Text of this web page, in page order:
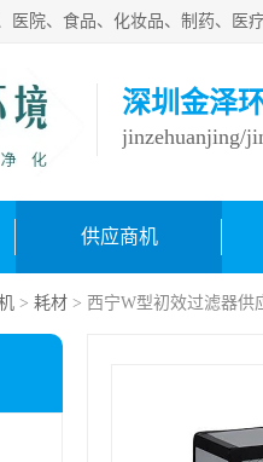
深圳金泽
jinzehuanjing/
供应商机
> 耗材 > 西宁W型初效过滤器供